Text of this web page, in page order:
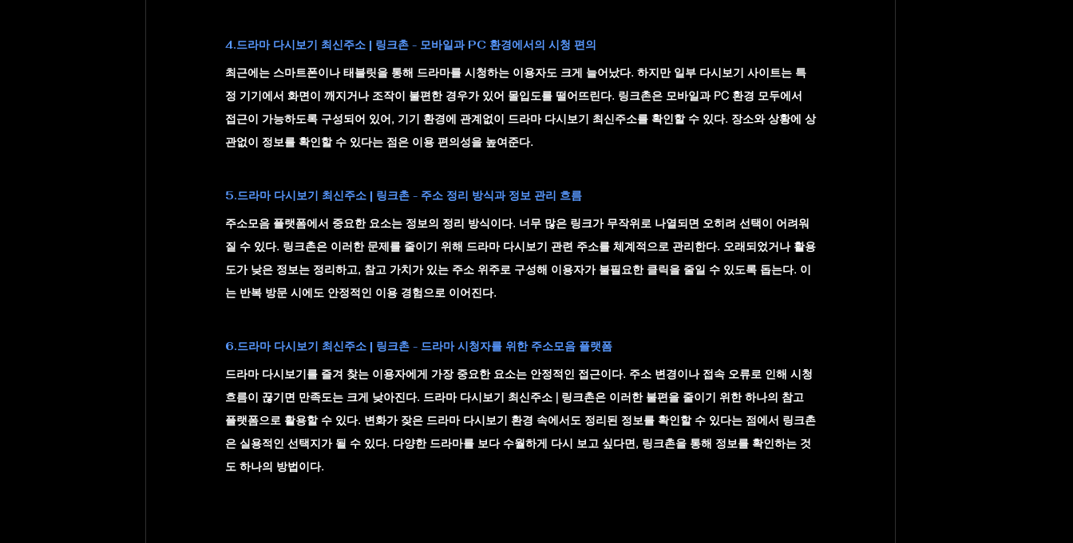
4.드라마 다시보기 최신주소 | 링크촌 - 모바일과 PC 환경에서의 시청 편의
최근에는 스마트폰이나 태블릿을 통해 드라마를 시청하는 이용자도 크게 늘어났다. 하지만 일부 다시보기 사이트는 특
정 기기에서 화면이 깨지거나 조작이 불편한 경우가 있어 몰입도를 떨어뜨린다. 링크촌은 모바일과 PC 환경 모두에서
접근이 가능하도록 구성되어 있어, 기기 환경에 관계없이 드라마 다시보기 최신주소를 확인할 수 있다. 장소와 상황에 상
관없이 정보를 확인할 수 있다는 점은 이용 편의성을 높여준다.
5.드라마 다시보기 최신주소 | 링크촌 - 주소 정리 방식과 정보 관리 흐름
주소모음 플랫폼에서 중요한 요소는 정보의 정리 방식이다. 너무 많은 링크가 무작위로 나열되면 오히려 선택이 어려워
질 수 있다. 링크촌은 이러한 문제를 줄이기 위해 드라마 다시보기 관련 주소를 체계적으로 관리한다. 오래되었거나 활용
도가 낮은 정보는 정리하고, 참고 가치가 있는 주소 위주로 구성해 이용자가 불필요한 클릭을 줄일 수 있도록 돕는다. 이
는 반복 방문 시에도 안정적인 이용 경험으로 이어진다.
6.드라마 다시보기 최신주소 | 링크촌 - 드라마 시청자를 위한 주소모음 플랫폼
드라마 다시보기를 즐겨 찾는 이용자에게 가장 중요한 요소는 안정적인 접근이다. 주소 변경이나 접속 오류로 인해 시청
흐름이 끊기면 만족도는 크게 낮아진다. 드라마 다시보기 최신주소 | 링크촌은 이러한 불편을 줄이기 위한 하나의 참고
플랫폼으로 활용할 수 있다. 변화가 잦은 드라마 다시보기 환경 속에서도 정리된 정보를 확인할 수 있다는 점에서 링크촌
은 실용적인 선택지가 될 수 있다. 다양한 드라마를 보다 수월하게 다시 보고 싶다면, 링크촌을 통해 정보를 확인하는 것
도 하나의 방법이다.